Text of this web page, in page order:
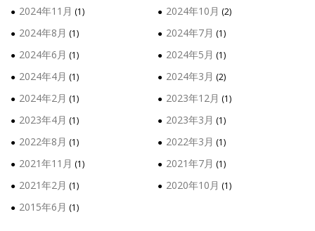
2024年11月 (1) 2024年10月 (2)
2024年8月 (1) 2024年7月 (1)
2024年6月 (1) 2024年5月 (1)
2024年4月 (1) 2024年3月 (2)
2024年2月 (1) 2023年12月 (1)
2023年4月 (1) 2023年3月 (1)
2022年8月 (1) 2022年3月 (1)
2021年11月 (1) 2021年7月 (1)
2021年2月 (1) 2020年10月 (1)
2015年6月 (1)